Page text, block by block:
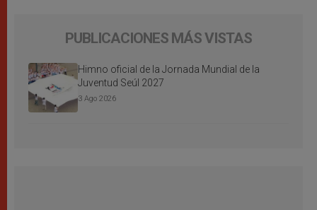
PUBLICACIONES MÁS VISTAS
Himno oficial de la Jornada Mundial de la
Juventud Seúl 2027
3 Ago 2026